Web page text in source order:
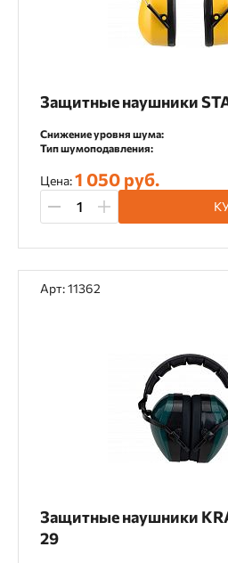
Защитные наушники
Снижение уровня шума:
Тип шумоподавления:
Цена:1 050 руб.
Арт: 11362
Защитные наушники
29